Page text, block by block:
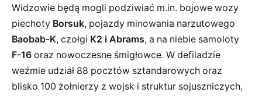
Widzowie będą mogli podziwiać m.in. bojowe wozy
piechoty Borsuk, pojazdy minowania narzutowego
Baobab-K, czołgi K2 i Abrams, a na niebie samoloty
F-16 oraz nowoczesne śmigłowce. W defiladzie
weźmie udział 88 pocztów sztandarowych oraz
blisko 100 żołnierzy z wojsk i struktur sojuszniczych,